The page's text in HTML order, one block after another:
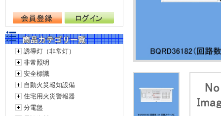
誘導灯（非常灯）
非常照明
安全標識
自動火災報知設備
住宅用火災警報器
分電盤